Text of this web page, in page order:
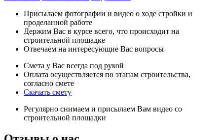
Присылаем фотографии и видео о ходе стройки и
проделанной работе
Держим Вас в курсе всего, что происходит на
строительной площадке
Отвечаем на интересующие Вас вопросы
Смета у Вас всегда под рукой
Оплата осуществляется по этапам строительства,
согласно смете
Скачать смету
Регулярно снимаем и присылаем Вам видео со
строительной площадки